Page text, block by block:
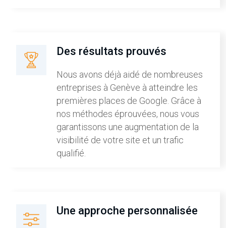
Des résultats prouvés
Nous avons déjà aidé de nombreuses
entreprises à Genève à atteindre les
premières places de Google. Grâce à
nos méthodes éprouvées, nous vous
garantissons une augmentation de la
visibilité de votre site et un trafic
qualifié.
Une approche personnalisée